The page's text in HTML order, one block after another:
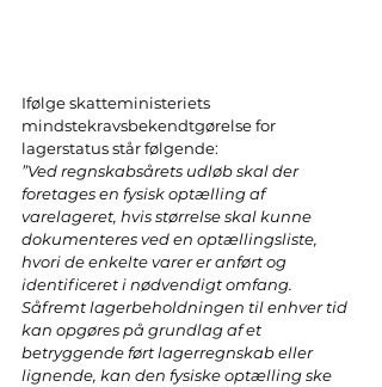
Ifølge skatteministeriets
mindstekravsbekendtgørelse for
lagerstatus står følgende:
”Ved regnskabsårets udløb skal der
foretages en fysisk optælling af
varelageret, hvis størrelse skal kunne
dokumenteres ved en optællingsliste,
hvori de enkelte varer er anført og
identificeret i nødvendigt omfang.
Såfremt lagerbeholdningen til enhver tid
kan opgøres på grundlag af et
betryggende ført lagerregnskab eller
lignende, kan den fysiske optælling ske